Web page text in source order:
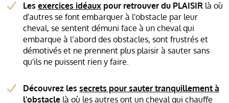
Les exercices idéaux pour retrouver du PLAISIR là où
d'autres se font embarquer à l'obstacle par leur
cheval, se sentent démuni face à un cheval qui
embarque à l’abord des obstacles, sont frustrés et
démotivés et ne prennent plus plaisir à sauter sans
qu'ils ne puissent rien y faire.
Découvrez les secrets pour sauter tranquillement à
l'obstacle là où les autres ont un cheval qui chauffe